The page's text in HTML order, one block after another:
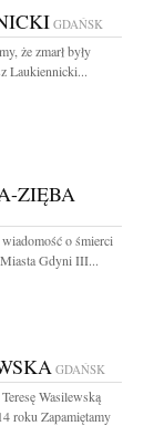
GDAŃSK
że zmarł były
Laukiennicki...
ZIĘBA
o śmierci
Gdyni III...
GDAŃSK
Wasilewską
roku Zapamiętamy